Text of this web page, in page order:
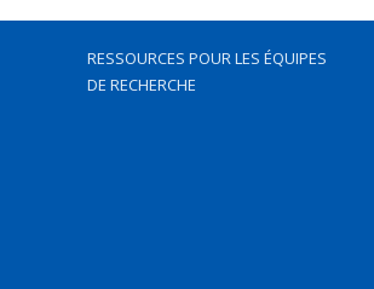
RESSOURCES POUR LES ÉQUIPES
DE RECHERCHE